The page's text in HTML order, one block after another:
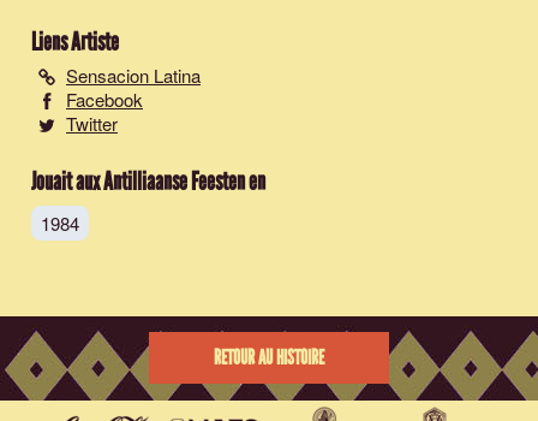
Liens Artiste
Sensacion Latina
Facebook
Twitter
Jouait aux Antilliaanse Feesten en
1984
RETOUR AU HISTOIRE